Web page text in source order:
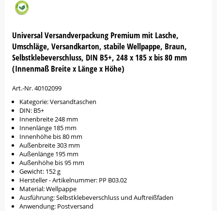
Universal Versandverpackung Premium mit Lasche,
Umschläge, Versandkarton, stabile Wellpappe, Braun,
Selbstklebeverschluss, DIN B5+, 248 x 185 x bis 80 mm
(Innenmaß Breite x Länge x Höhe)
Art.-Nr. 40102099
Kategorie: Versandtaschen
DIN: B5+
Innenbreite 248 mm
Innenlänge 185 mm
Innenhöhe bis 80 mm
Außenbreite 303 mm
Außenlänge 195 mm
Außenhöhe bis 95 mm
Gewicht: 152 g
Hersteller - Artikelnummer: PP B03.02
Material: Wellpappe
Ausführung: Selbstklebeverschluss und Auftreißfaden
Anwendung: Postversand